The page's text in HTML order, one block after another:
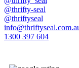
@thrifty-seal
@thriftyseal
1300 397 604